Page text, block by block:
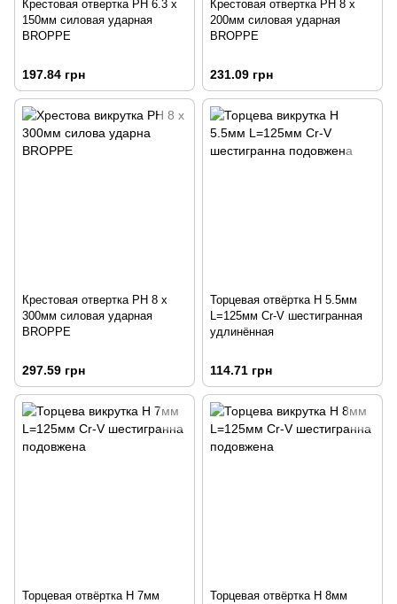
Крестовая отвертка PH 6.3 x
150мм силовая ударная
BROPPE
197.84 грн
Крестовая отвертка PH 8 x
200мм силовая ударная
BROPPE
231.09 грн
Крестовая отвертка PH 8 x
300мм силовая ударная
BROPPE
297.59 грн
Торцевая отвёртка H 5.5мм
L=125мм Cr-V шестигранная
удлинённая
114.71 грн
Торцевая отвёртка H 7мм
Торцевая отвёртка H 8мм